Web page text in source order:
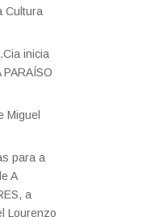
Cultura
inicia
Miguel
para a
A
a
Lourenzo